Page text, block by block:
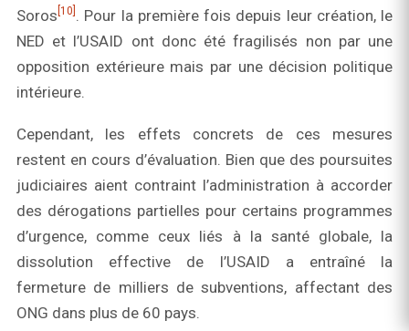
Soros [10] . Pour la première fois depuis leur création, le
NED et l’USAID ont donc été fragilisés non par une
opposition extérieure mais par une décision politique
intérieure.
Cependant, les effets concrets de ces mesures
restent en cours d’évaluation. Bien que des poursuites
judiciaires aient contraint l’administration à accorder
des dérogations partielles pour certains programmes
d’urgence, comme ceux liés à la santé globale, la
dissolution effective de l’USAID a entraîné la
fermeture de milliers de subventions, affectant des
ONG dans plus de 60 pays.